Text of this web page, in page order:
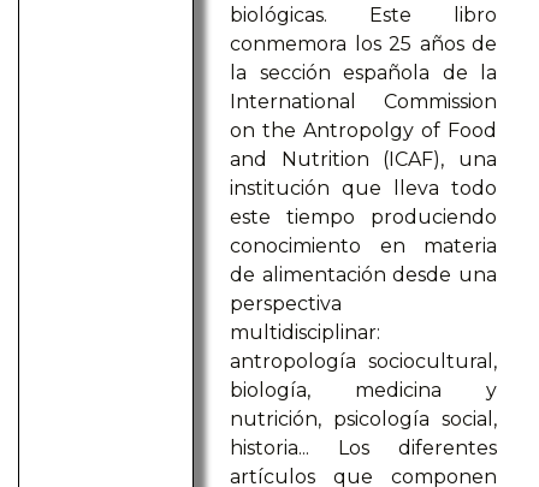
biológicas. Este libro
conmemora los 25 años de
la sección española de la
International Commission
on the Antropolgy of Food
and Nutrition (ICAF), una
institución que lleva todo
este tiempo produciendo
conocimiento en materia
de alimentación desde una
perspectiva
multidisciplinar:
antropología sociocultural,
biología, medicina y
nutrición, psicología social,
historia... Los diferentes
artículos que componen